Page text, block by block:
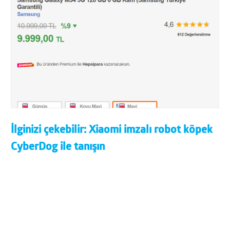
İlginizi çekebilir:Xiaomi imzalı robot köpek
CyberDog ile tanışın